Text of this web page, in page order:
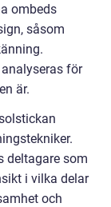
ombeds
såsom
för
är.
deltagare som
i vilka delar
och